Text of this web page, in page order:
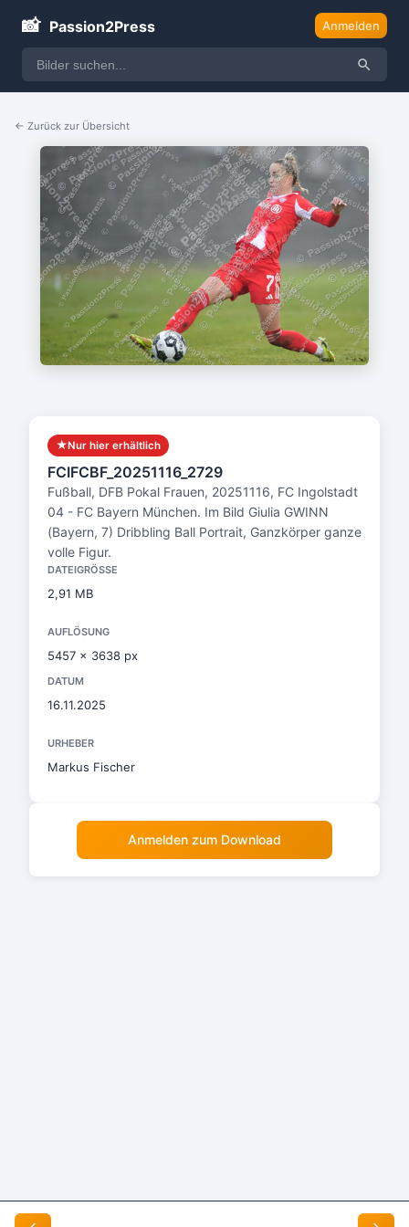
📸 Passion2Press Anmelden
← Zurück zur Übersicht
★Nur hier erhältlich
FCIFCBF_20251116_2729
Fußball, DFB Pokal Frauen, 20251116, FC Ingolstadt
04 - FC Bayern München. Im Bild Giulia GWINN
(Bayern, 7) Dribbling Ball Portrait, Ganzkörper ganze
volle Figur.
DATEIGRÖSSE
2,91 MB
AUFLÖSUNG
5457 x 3638 px
DATUM
16.11.2025
URHEBER
Markus Fischer
Anmelden zum Download